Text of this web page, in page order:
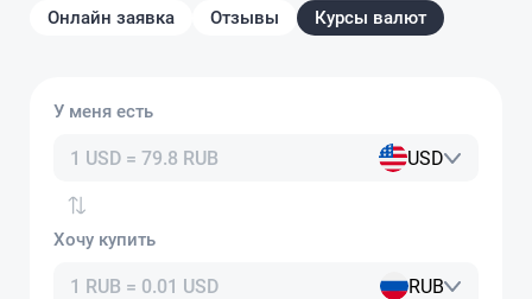
Онлайн заявка
Отзывы Курсы валют
У меня есть
USD
Хочу купить
RUB